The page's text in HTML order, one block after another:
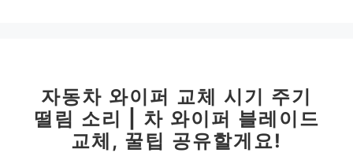
자동차 와이퍼 교체 시기 주기
떨림 소리 | 차 와이퍼 블레이드
교체, 꿀팁 공유할게요!